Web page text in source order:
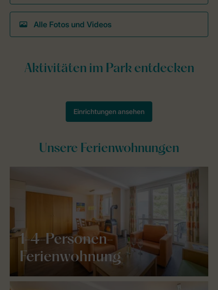
Alle Fotos und Videos
Unsere Ferienwohnungen
1-4-Personen-
Ferienwohnung